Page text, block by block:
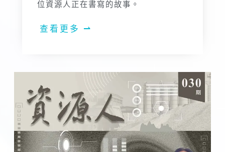
位資源人正在書寫的故事。
查看更多 ⇀